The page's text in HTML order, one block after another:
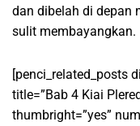
dan dibelah di depan
sulit membayangkan.
[penci_related_posts
title=”Bab 4 Kiai
thumbright=”yes”